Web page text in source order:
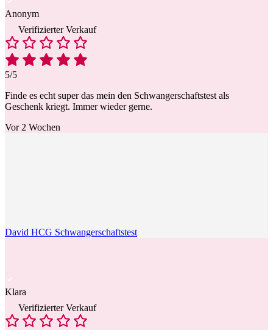
Anonym
Verifizierter Verkauf
5/5
Finde es echt super das mein den Schwangerschaftstest als
Geschenk kriegt. Immer wieder gerne.
Vor 2 Wochen
David HCG Schwangerschaftstest
Klara
Verifizierter Verkauf